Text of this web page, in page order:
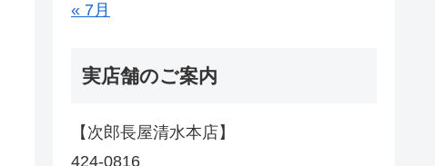
« 7月
実店舗のご案内
【次郎長屋清水本店】
424-0816